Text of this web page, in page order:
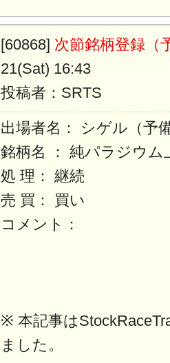
[60868] 次節銘柄登録（
21(Sat) 16:43
投稿者：SRTS
出場者名： シゲル（予
銘柄名 ： 純パラジウム
処 理： 継続
売 買： 買い
コメント：
※ 本記事は
ました。